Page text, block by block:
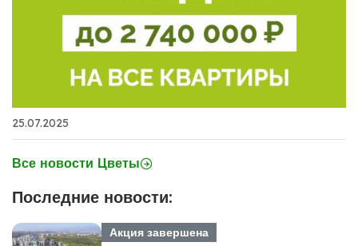
25.07.2025
Все новости Цветы
Последние новости:
Акция завершена